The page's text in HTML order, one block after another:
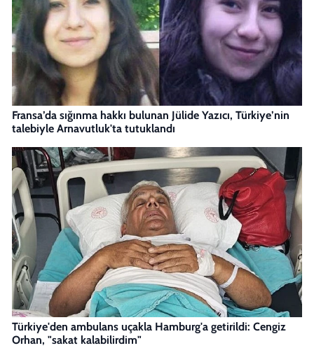
Fransa’da sığınma hakkı bulunan Jülide Yazıcı, Türkiye’nin
talebiyle Arnavutluk'ta tutuklandı
Türkiye'den ambulans uçakla Hamburg'a getirildi: Cengiz
Orhan, "sakat kalabilirdim"